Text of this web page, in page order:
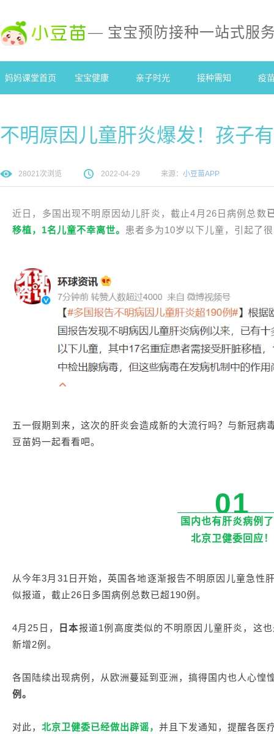
— 宝宝预防接种一站式服
妈妈课堂首页 宝宝健康 亲子时光 接种需知 疫
不明原因儿童肝炎爆发！孩子
28021次浏览 2022-04-29 来源： 小豆苗APP
近日，多国出现不明原因幼儿肝炎，截止4月26日病例总数
移植，1名儿童不幸离世。 患者多为10岁以下儿童，引起了
五一假期到来，这次的肝炎会造成新的大流行吗？与新冠病
豆苗妈一起看看吧。
01
国内也有肝炎病例
北京卫健委回应！
从今年3月31日开始，英国各地逐渐报告不明原因儿童急性
似报道，截止26日多国病例总数已超190例。
4月25日， 日本报道1例高度类似的不明原因儿童肝炎，这
新增2例。
各国陆续出现病例，从欧洲蔓延到亚洲，搞得国内也人心惶
例。
对此， 北京卫健委已经做出辟谣， 并且下发通知，提醒各医